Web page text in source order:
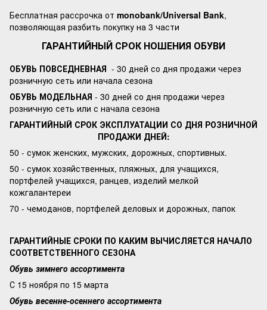
Бесплатная рассрочка от monobank/Universal Bank,
позволяющая разбить покупку на 3 части
ГАРАНТИЙНЫЙ СРОК НОШЕНИЯ ОБУВИ
ОБУВЬ ПОВСЕДНЕВНАЯ - 30 дней со дня продажи через
розничную сеть или начала сезона
ОБУВЬ МОДЕЛЬНАЯ - 30 дней со дня продажи через
розничную сеть или с начала сезона
ГАРАНТИЙНЫЙ СРОК ЭКСПЛУАТАЦИИ СО ДНЯ РОЗНИЧНОЙ
ПРОДАЖИ ДНЕЙ:
50 - сумок женских, мужских, дорожных, спортивных.
50 - сумок хозяйственных, пляжных, для учащихся,
портфелей учащихся, ранцев, изделий мелкой
кожгалантереи
70 - чемоданов, портфелей деловых и дорожных, папок
ГАРАНТИЙНЫЕ СРОКИ ПО КАКИМ ВЫЧИСЛЯЕТСЯ НАЧАЛО
СООТВЕТСТВЕННОГО СЕЗОНА
Обувь зимнего ассортимента
С 15 ноября по 15 марта
Обувь весенне-осеннего ассортимента